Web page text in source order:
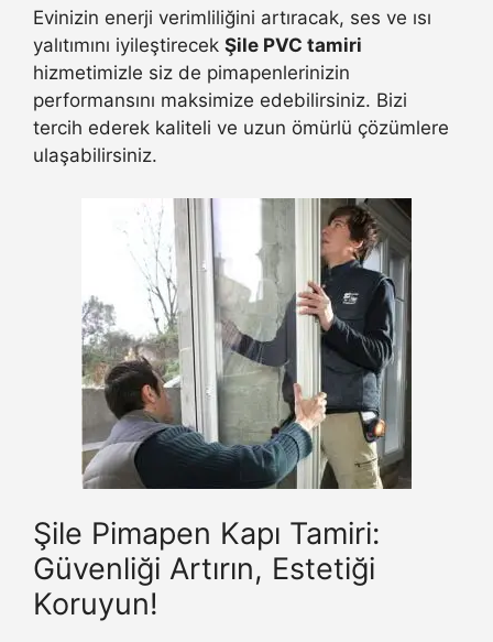
Evinizin enerji verimliliğini artıracak, ses ve ısı
yalıtımını iyileştirecek Şile PVC tamiri
hizmetimizle siz de pimapenlerinizin
performansını maksimize edebilirsiniz. Bizi
tercih ederek kaliteli ve uzun ömürlü çözümlere
ulaşabilirsiniz.
Şile Pimapen Kapı Tamiri:
Güvenliği Artırın, Estetiği
Koruyun!